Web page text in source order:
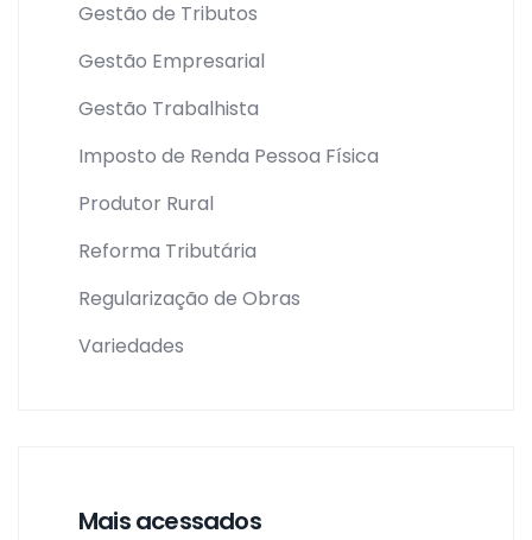
Gestão de Tributos
Gestão Empresarial
Gestão Trabalhista
Imposto de Renda Pessoa Física
Produtor Rural
Reforma Tributária
Regularização de Obras
Variedades
Mais acessados